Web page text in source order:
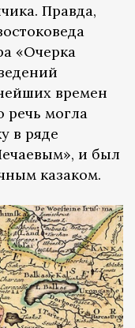
Правда,
«Очерка
времен
речь могла
в ряде
и был
казаком.